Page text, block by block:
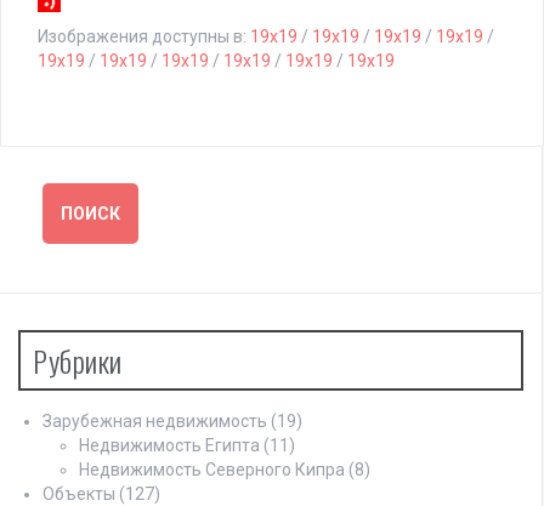
Изображения доступны в: 19x19 / 19x19 / 19x19 / 19x19 /
19x19 / 19x19 / 19x19 / 19x19 / 19x19 / 19x19
Рубрики
Зарубежная недвижимость (19)
Недвижимость Египта (11)
Недвижимость Северного Кипра (8)
Объекты (127)